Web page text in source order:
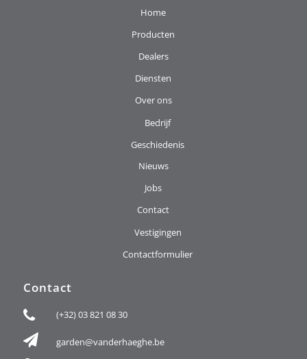
Home
Producten
Dealers
Diensten
Over ons
Bedrijf
Geschiedenis
Nieuws
Jobs
Contact
Vestigingen
Contactformulier
Contact
(+32) 03 821 08 30
garden@vanderhaeghe.be